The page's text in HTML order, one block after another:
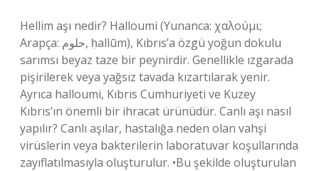
Hellim aşı nedir? Halloumi (Yunanca: χαλούμι;
Arapça: حلوم, ḥallūm), Kıbrıs’a özgü yoğun dokulu
sarımsı beyaz taze bir peynirdir. Genellikle ızgarada
pişirilerek veya yağsız tavada kızartılarak yenir.
Ayrıca halloumi, Kıbrıs Cumhuriyeti ve Kuzey
Kıbrıs’ın önemli bir ihracat ürünüdür. Canlı aşı nasıl
yapılır? Canlı aşılar, hastalığa neden olan vahşi
virüslerin veya bakterilerin laboratuvar koşullarında
zayıflatılmasıyla oluşturulur. •Bu şekilde oluşturulan